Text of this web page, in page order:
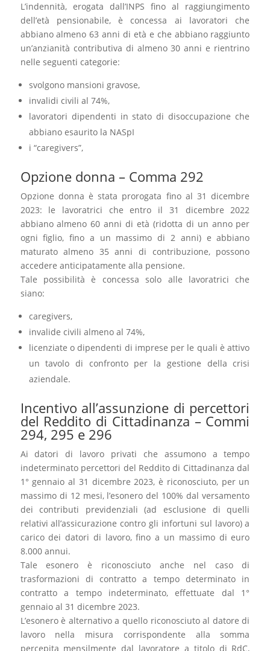
L’indennità, erogata dall’INPS fino al raggiungimento
dell’età pensionabile, è concessa ai lavoratori che
abbiano almeno 63 anni di età e che abbiano raggiunto
un’anzianità contributiva di almeno 30 anni e rientrino
nelle seguenti categorie:
svolgono mansioni gravose,
invalidi civili al 74%,
lavoratori dipendenti in stato di disoccupazione che
abbiano esaurito la NASpI
i “caregivers”,
Opzione donna – Comma 292
Opzione donna è stata prorogata fino al 31 dicembre
2023: le lavoratrici che entro il 31 dicembre 2022
abbiano almeno 60 anni di età (ridotta di un anno per
ogni figlio, fino a un massimo di 2 anni) e abbiano
maturato almeno 35 anni di contribuzione, possono
accedere anticipatamente alla pensione.
Tale possibilità è concessa solo alle lavoratrici che
siano:
caregivers,
invalide civili almeno al 74%,
licenziate o dipendenti di imprese per le quali è attivo
un tavolo di confronto per la gestione della crisi
aziendale.
Incentivo all’assunzione di percettori
del Reddito di Cittadinanza – Commi
294, 295 e 296
Ai datori di lavoro privati che assumono a tempo
indeterminato percettori del Reddito di Cittadinanza dal
1° gennaio al 31 dicembre 2023, è riconosciuto, per un
massimo di 12 mesi, l’esonero del 100% dal versamento
dei contributi previdenziali (ad esclusione di quelli
relativi all’assicurazione contro gli infortuni sul lavoro) a
carico dei datori di lavoro, fino a un massimo di euro
8.000 annui.
Tale esonero è riconosciuto anche nel caso di
trasformazioni di contratto a tempo determinato in
contratto a tempo indeterminato, effettuate dal 1°
gennaio al 31 dicembre 2023.
L’esonero è alternativo a quello riconosciuto al datore di
lavoro nella misura corrispondente alla somma
percepita mensilmente dal lavoratore a titolo di RdC,